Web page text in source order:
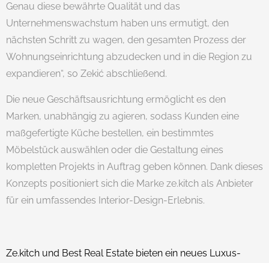
Genau diese bewährte Qualität und das
Unternehmenswachstum haben uns ermutigt, den
nächsten Schritt zu wagen, den gesamten Prozess der
Wohnungseinrichtung abzudecken und in die Region zu
expandieren“, so Zekić abschließend.
Die neue Geschäftsausrichtung ermöglicht es den
Marken, unabhängig zu agieren, sodass Kunden eine
maßgefertigte Küche bestellen, ein bestimmtes
Möbelstück auswählen oder die Gestaltung eines
kompletten Projekts in Auftrag geben können. Dank dieses
Konzepts positioniert sich die Marke ze.kitch als Anbieter
für ein umfassendes Interior-Design-Erlebnis.
Ze.kitch und Best Real Estate bieten ein neues Luxus-